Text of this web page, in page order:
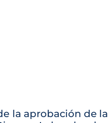
la aprobación de la